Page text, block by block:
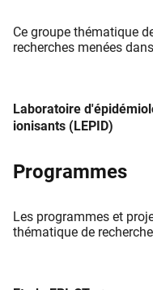
Ce groupe thématique
recherches menées
Laboratoire
ionisants (LEPID)
Programmes
Les programmes et
thématique de recherche